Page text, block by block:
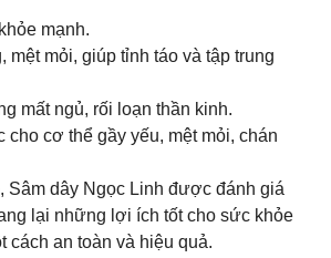
mạnh.
mệt mỏi, giúp tỉnh táo và tập trung
mất ngủ, rối loạn thần kinh.
cho cơ thể gầy yếu, mệt mỏi, chán
Sâm dây Ngọc Linh được đánh giá
lại những lợi ích tốt cho sức khỏe
cách an toàn và hiệu quả.